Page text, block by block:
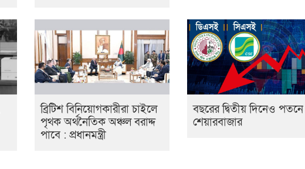
ব্রিটিশ বিনিয়োগকারীরা চাইলে
পৃথক অর্থনৈতিক অঞ্চল বরাদ্দ
পাবে : প্রধানমন্ত্রী
বছরের দ্বিতীয় দিনেও পতনে
শেয়ারবাজার